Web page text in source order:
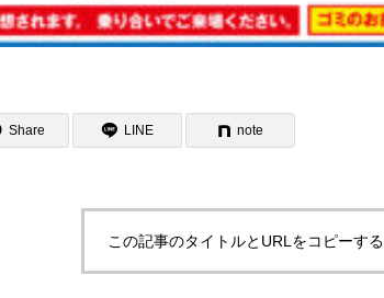
Share LINE note
この記事のタイトルとURLをコピーする